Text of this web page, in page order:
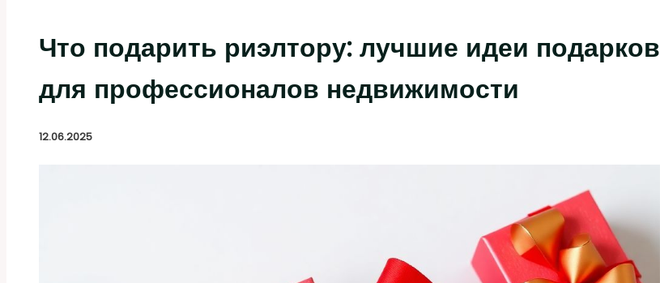
Что подарить риэлтору: лучшие идеи подарков
для профессионалов недвижимости
12.06.2025